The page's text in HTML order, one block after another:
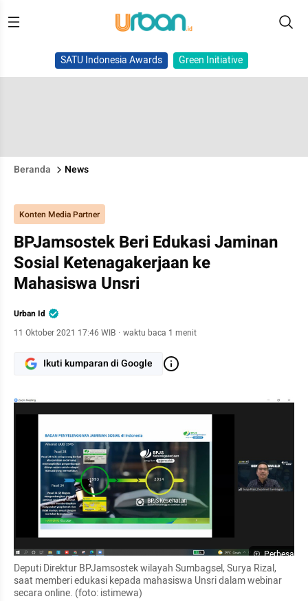
SATU Indonesia Awards Green Initiative
Beranda News
Konten Media Partner
BPJamsostek Beri Edukasi Jaminan
Sosial Ketenagakerjaan ke
Mahasiswa Unsri
Urban Id
11 Oktober 2021 17:46 WIB · waktu baca 1 menit
Ikuti kumparan di Google
Perbesar
Deputi Direktur BPJamsostek wilayah Sumbagsel, Surya Rizal,
saat memberi edukasi kepada mahasiswa Unsri dalam webinar
secara online. (foto: istimewa)